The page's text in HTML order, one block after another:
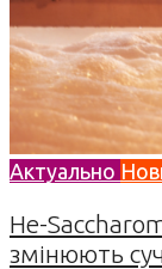
Актуально
Не-
змінюють